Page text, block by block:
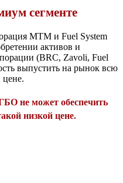
сегменте
МТМ и Fuel System
активов и
(BRC, Zavoli, Fuel
выпустить на рынок всю
не может обеспечить
низкой цене.